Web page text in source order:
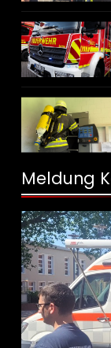
Meldung